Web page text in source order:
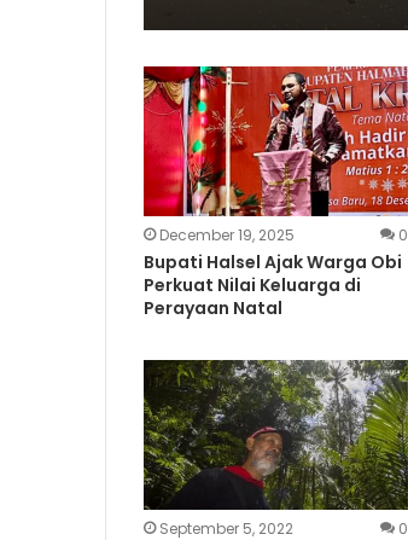
December 19, 2025 0
Bupati Halsel Ajak Warga Obi
Perkuat Nilai Keluarga di
Perayaan Natal
September 5, 2022 0